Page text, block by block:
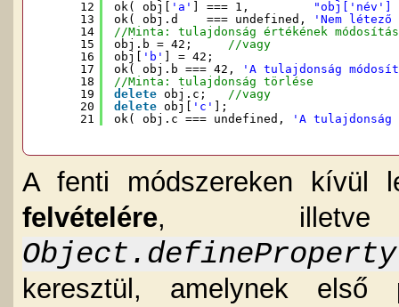
12
13
14
15
16
17
18
19
20
21
ok( obj[
'a' ] === 1,
"obj['név']
ok( obj.d    === undefined,
'Nem
//Minta: tulajdonság értékének
obj.b = 42;
//vagy
obj[
'b'
] = 42;
ok( obj.b === 42,
'A tulajdonság
//Minta: tulajdonság törlése
delete obj.c;
//vagy
delete obj[ 'c'
];
ok( obj.c === undefined,
'A
A fenti módszereken kívül
felvételére,
keresztül, amelynek első